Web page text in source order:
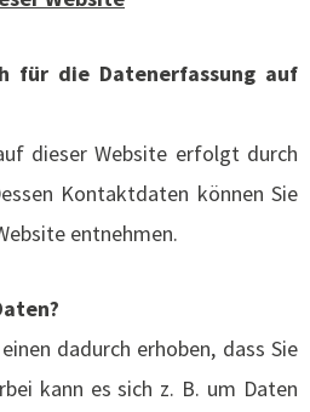
für die Datenerfassung auf
dieser Website erfolgt durch
Kontaktdaten können Sie
entnehmen.
dadurch erhoben, dass Sie
kann es sich z. B. um Daten